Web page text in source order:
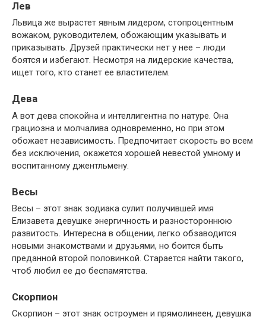
Лев
Львица же вырастет явным лидером, стопроцентным
вожаком, руководителем, обожающим указывать и
приказывать. Друзей практически нет у нее – люди
боятся и избегают. Несмотря на лидерские качества,
ищет того, кто станет ее властителем.
Дева
А вот дева спокойна и интеллигентна по натуре. Она
грациозна и молчалива одновременно, но при этом
обожает независимость. Предпочитает скорость во всем
без исключения, окажется хорошей невестой умному и
воспитанному джентльмену.
Весы
Весы – этот знак зодиака сулит получившей имя
Елизавета девушке энергичность и разностороннюю
развитость. Интересна в общении, легко обзаводится
новыми знакомствами и друзьями, но боится быть
преданной второй половинкой. Старается найти такого,
чтоб любил ее до беспамятства.
Скорпион
Скорпион – этот знак остроумен и прямолинеен, девушка